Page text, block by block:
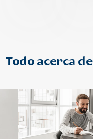
Todo acerca de